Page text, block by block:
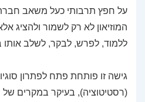
על חפץ תרבותי כעל משאב
המוזיאון לא רק לשמור ולהציג
ללמוד, לפרש, לבקר, לשלב אותו
גישה זו פותחת פתח לפתרון
(רסטיטוציה), בעיקר במקרים